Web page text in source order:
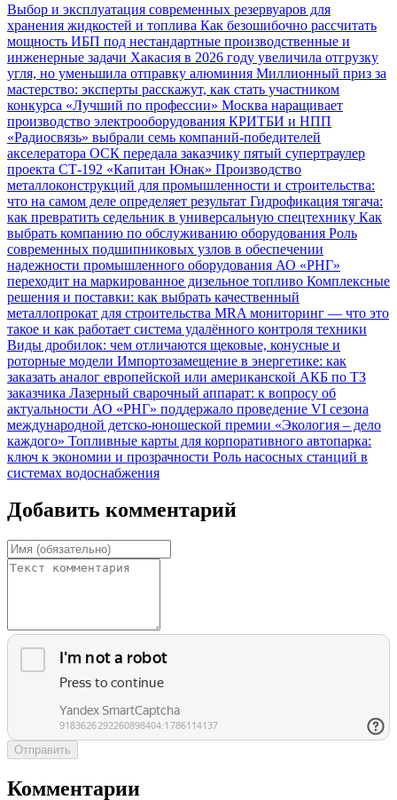
Выбор и эксплуатация современных резервуаров для
хранения жидкостей и топлива Как безошибочно рассчитать
мощность ИБП под нестандартные производственные и
инженерные задачи Хакасия в 2026 году увеличила отгрузку
угля, но уменьшила отправку алюминия Миллионный приз за
мастерство: эксперты расскажут, как стать участником
конкурса «Лучший по профессии» Москва наращивает
производство электрооборудования КРИТБИ и НПП
«Радиосвязь» выбрали семь компаний-победителей
акселератора ОСК передала заказчику пятый супертраулер
проекта СТ-192 «Капитан Юнак» Производство
металлоконструкций для промышленности и строительства:
что на самом деле определяет результат Гидрофикация тягача:
как превратить седельник в универсальную спецтехнику Как
выбрать компанию по обслуживанию оборудования Роль
современных подшипниковых узлов в обеспечении
надежности промышленного оборудования АО «РНГ»
переходит на маркированное дизельное топливо Комплексные
решения и поставки: как выбрать качественный
металлопрокат для строительства MRA мониторинг — что это
такое и как работает система удалённого контроля техники
Виды дробилок: чем отличаются щековые, конусные и
роторные модели Импортозамещение в энергетике: как
заказать аналог европейской или американской АКБ по ТЗ
заказчика Лазерный сварочный аппарат: к вопросу об
актуальности АО «РНГ» поддержало проведение VI сезона
международной детско-юношеской премии «Экология – дело
каждого» Топливные карты для корпоративного автопарка:
ключ к экономии и прозрачности Роль насосных станций в
системах водоснабжения
Добавить комментарий
Отправить
Комментарии